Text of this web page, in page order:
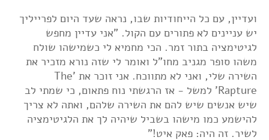
ועדיין, עם כל הייחודיות שבו, נראה שעד היום לפרייליך
יש עניינים לא פתורים עם הקול. "אני עדיין מחפש
לגיטימציה בתור זמר. הכי מחמיא לי כשמישהו שולח
משהו סופר מגניב מחו"ל ואומר לי שזה נורא מזכיר את
השירה שלי, ואני לא מתווכח. אני זוכר את 'The
Rapture' למשל - אז הרגשתי נוח פתאום, כי שמתי לב
שיש אנשים שיש להם את השירה שלהם, ואתה לא צריך
להישמע כמו מישהו בשביל שיהיה לך את הלגיטימציה
לשיר. זה היה: פאק איט!"